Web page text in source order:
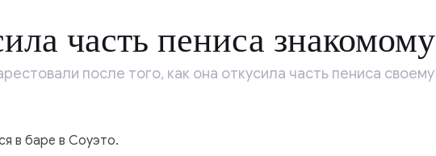
часть пениса знакомому
после того, как она откусила часть пениса своему
в баре в Соуэто.